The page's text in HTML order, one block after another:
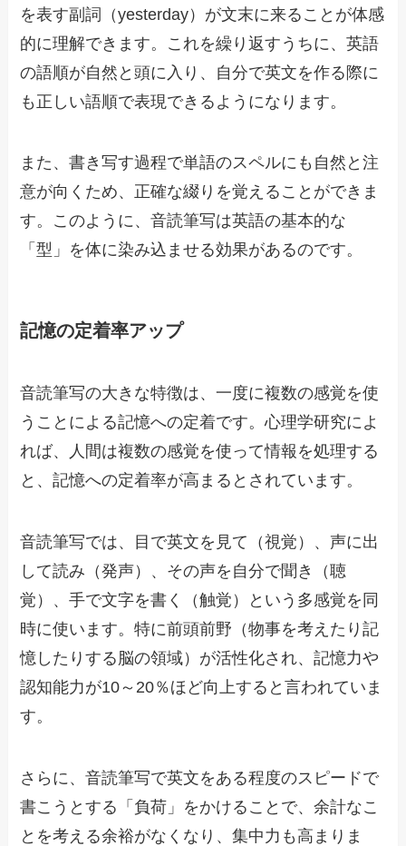
を表す副詞（yesterday）が文末に来ることが体感
的に理解できます。これを繰り返すうちに、英語
の語順が自然と頭に入り、自分で英文を作る際に
も正しい語順で表現できるようになります。
また、書き写す過程で単語のスペルにも自然と注
意が向くため、正確な綴りを覚えることができま
す。このように、音読筆写は英語の基本的な
「型」を体に染み込ませる効果があるのです。
記憶の定着率アップ
音読筆写の大きな特徴は、一度に複数の感覚を使
うことによる記憶への定着です。心理学研究によ
れば、人間は複数の感覚を使って情報を処理する
と、記憶への定着率が高まるとされています。
音読筆写では、目で英文を見て（視覚）、声に出
して読み（発声）、その声を自分で聞き（聴
覚）、手で文字を書く（触覚）という多感覚を同
時に使います。特に前頭前野（物事を考えたり記
憶したりする脳の領域）が活性化され、記憶力や
認知能力が10～20％ほど向上すると言われていま
す。
さらに、音読筆写で英文をある程度のスピードで
書こうとする「負荷」をかけることで、余計なこ
とを考える余裕がなくなり、集中力も高まりま